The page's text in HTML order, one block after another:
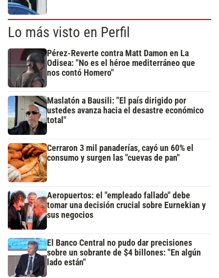
Lo más visto en Perfil
Pérez-Reverte contra Matt Damon en La
Odisea: "No es el héroe mediterráneo que
nos contó Homero"
Maslatón a Bausili: "El país dirigido por
ustedes avanza hacia el desastre económico
total"
Cerraron 3 mil panaderías, cayó un 60% el
consumo y surgen las "cuevas de pan"
Aeropuertos: el "empleado fallado" debe
tomar una decisión crucial sobre Eurnekian y
sus negocios
El Banco Central no pudo dar precisiones
sobre un sobrante de $4 billones: "En algún
lado están"